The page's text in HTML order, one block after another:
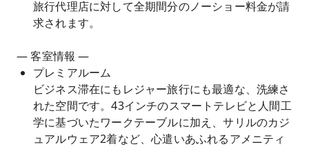
旅行代理店に対して全期間分のノーショー料金が請
求されます。
— 客室情報 —
プレミアルーム
ビジネス滞在にもレジャー旅行にも最適な、洗練さ
れた空間です。43インチのスマートテレビと人間工
学に基づいたワークテーブルに加え、サリルのカジ
ュアルウェア2着など、心遣いあふれるアメニティ